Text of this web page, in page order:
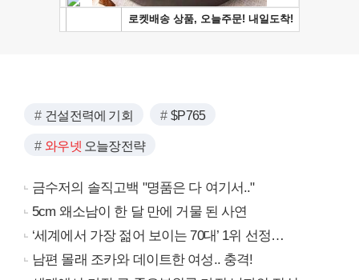
건설전력에 기회 $P765
와우넷 오늘장전략
금수저의 솔직고백 "명품은 다 여기서.."
5cm 왜소남이 한 달 만에 거물 된 사연
‘세계에서 가장 젊어 보이는 70대’ 1위 선정…
남편 몰래 조카와 데이트한 여성.. 충격!